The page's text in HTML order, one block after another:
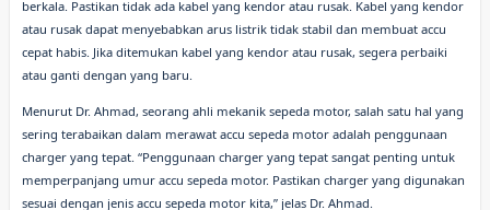
berkala. Pastikan tidak ada kabel yang kendor atau rusak. Kabel yang kendor
atau rusak dapat menyebabkan arus listrik tidak stabil dan membuat accu
cepat habis. Jika ditemukan kabel yang kendor atau rusak, segera perbaiki
atau ganti dengan yang baru.
Menurut Dr. Ahmad, seorang ahli mekanik sepeda motor, salah satu hal yang
sering terabaikan dalam merawat accu sepeda motor adalah penggunaan
charger yang tepat. “Penggunaan charger yang tepat sangat penting untuk
memperpanjang umur accu sepeda motor. Pastikan charger yang digunakan
sesuai dengan jenis accu sepeda motor kita,” jelas Dr. Ahmad.